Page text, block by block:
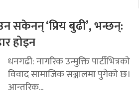
‘प्रिय बुढी’, भन्छन्:
होइन
धनगढी: नागरिक उन्मुक्ति पार्टीभित्रको
विवाद सामाजिक सञ्जालमा पुगेको छ।
आन्तरिक...